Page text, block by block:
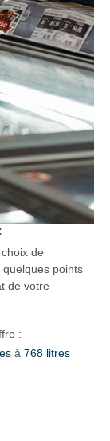
de
points
de votre
:
à 768 litres